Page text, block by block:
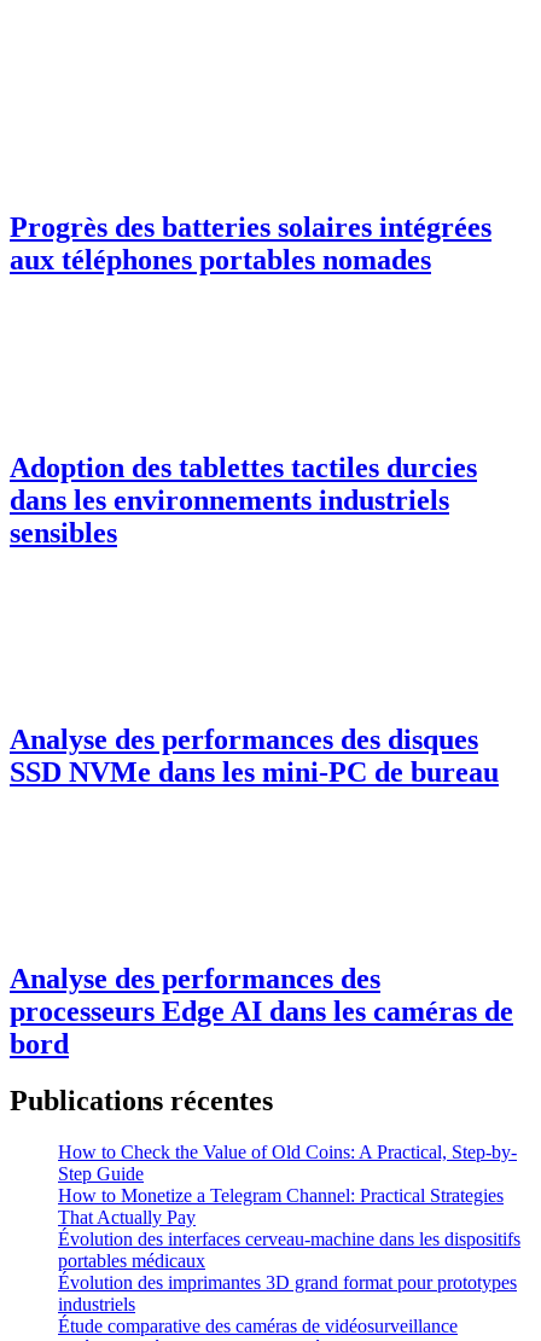
Progrès des batteries solaires intégrées
aux téléphones portables nomades
Adoption des tablettes tactiles durcies
dans les environnements industriels
sensibles
Analyse des performances des disques
SSD NVMe dans les mini-PC de bureau
Analyse des performances des
processeurs Edge AI dans les caméras de
bord
Publications récentes
How to Check the Value of Old Coins: A Practical, Step-by-
Step Guide
How to Monetize a Telegram Channel: Practical Strategies
That Actually Pay
Évolution des interfaces cerveau-machine dans les dispositifs
portables médicaux
Évolution des imprimantes 3D grand format pour prototypes
industriels
Étude comparative des caméras de vidéosurveillance